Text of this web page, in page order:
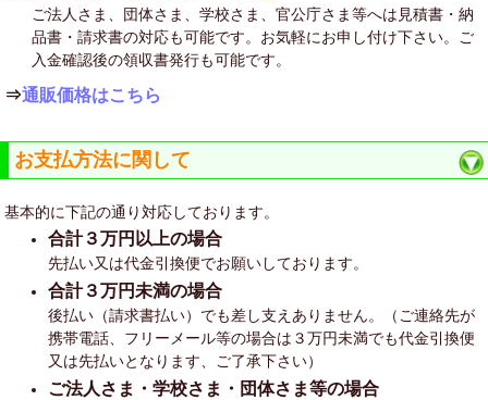
ご法人さま、団体さま、学校さま、官公庁さま等へは見積書・納
品書・請求書の対応も可能です。お気軽にお申し付け下さい。ご
入金確認後の領収書発行も可能です。
⇒通販価格はこちら
お支払方法に関して
基本的に下記の通り対応しております。
合計３万円以上の場合
先払い又は代金引換便でお願いしております。
合計３万円未満の場合
後払い（請求書払い）でも差し支えありません。（ご連絡先が
携帯電話、フリーメール等の場合は３万円未満でも代金引換便
又は先払いとなります、ご了承下さい）
ご法人さま・学校さま・団体さま等の場合